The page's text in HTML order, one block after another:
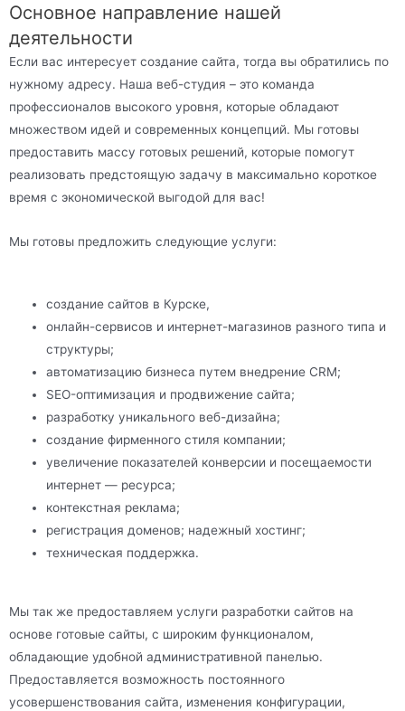
Основное направление нашей
деятельности
Если вас интересует создание сайта, тогда вы обратились по
нужному адресу. Наша веб-студия – это команда
профессионалов высокого уровня, которые обладают
множеством идей и современных концепций. Мы готовы
предоставить массу готовых решений, которые помогут
реализовать предстоящую задачу в максимально короткое
время с экономической выгодой для вас!
Мы готовы предложить следующие услуги:
создание сайтов в Курске,
онлайн-сервисов и интернет-магазинов разного типа и
структуры;
автоматизацию бизнеса путем внедрение CRM;
SEO-оптимизация и продвижение сайта;
разработку уникального веб-дизайна;
создание фирменного стиля компании;
увеличение показателей конверсии и посещаемости
интернет — ресурса;
контекстная реклама;
регистрация доменов; надежный хостинг;
техническая поддержка.
Мы так же предоставляем услуги разработки сайтов на
основе готовые сайты, с широким функционалом,
обладающие удобной административной панелью.
Предоставляется возможность постоянного
усовершенствования сайта, изменения конфигурации,